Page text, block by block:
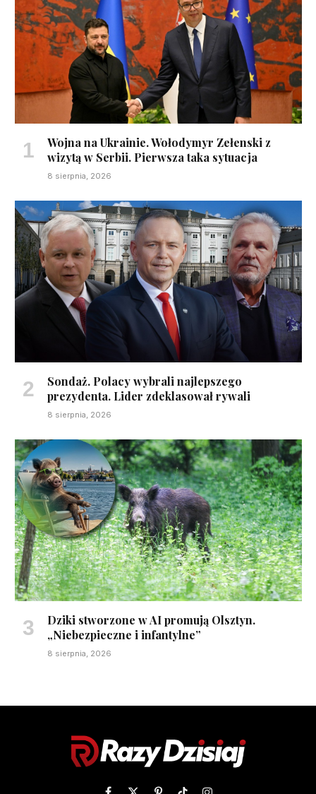
Wojna na Ukrainie. Wołodymyr Zełenski z
wizytą w Serbii. Pierwsza taka sytuacja
8 sierpnia, 2026
Sondaż. Polacy wybrali najlepszego
prezydenta. Lider zdeklasował rywali
8 sierpnia, 2026
Dziki stworzone w AI promują Olsztyn.
„Niebezpieczne i infantylne”
8 sierpnia, 2026